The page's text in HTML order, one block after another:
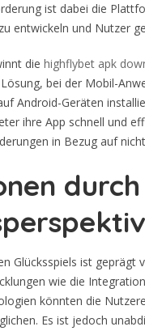
ist dabei die
entwickeln und Nutzer
die highflybet apk
bei der Mobil-
Android-Geräten
ihre App schnell und
in Bezug auf
Glücksspiels ist geprägt
wie die
könnten die
Es ist jedoch